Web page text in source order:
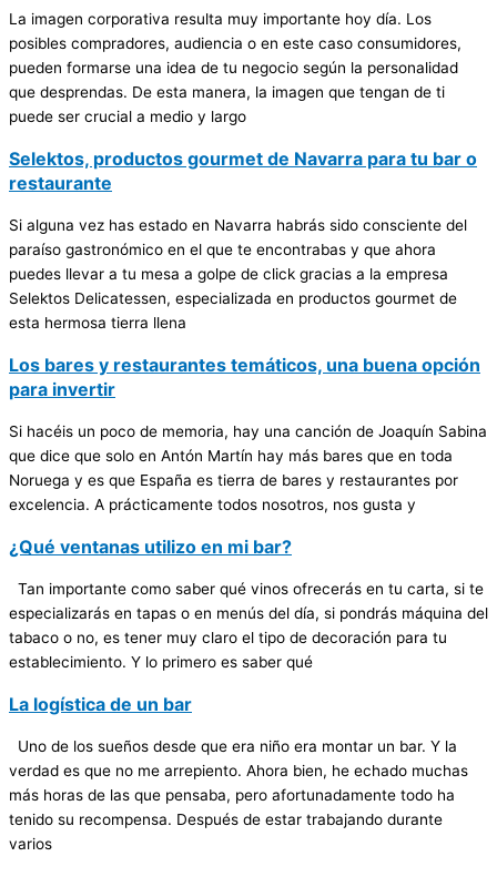
La imagen corporativa resulta muy importante hoy día. Los
posibles compradores, audiencia o en este caso consumidores,
pueden formarse una idea de tu negocio según la personalidad
que desprendas. De esta manera, la imagen que tengan de ti
puede ser crucial a medio y largo
Selektos, productos gourmet de Navarra para tu bar o
restaurante
Si alguna vez has estado en Navarra habrás sido consciente del
paraíso gastronómico en el que te encontrabas y que ahora
puedes llevar a tu mesa a golpe de click gracias a la empresa
Selektos Delicatessen, especializada en productos gourmet de
esta hermosa tierra llena
Los bares y restaurantes temáticos, una buena opción
para invertir
Si hacéis un poco de memoria, hay una canción de Joaquín Sabina
que dice que solo en Antón Martín hay más bares que en toda
Noruega y es que España es tierra de bares y restaurantes por
excelencia. A prácticamente todos nosotros, nos gusta y
¿Qué ventanas utilizo en mi bar?
Tan importante como saber qué vinos ofrecerás en tu carta, si te
especializarás en tapas o en menús del día, si pondrás máquina del
tabaco o no, es tener muy claro el tipo de decoración para tu
establecimiento. Y lo primero es saber qué
La logística de un bar
Uno de los sueños desde que era niño era montar un bar. Y la
verdad es que no me arrepiento. Ahora bien, he echado muchas
más horas de las que pensaba, pero afortunadamente todo ha
tenido su recompensa. Después de estar trabajando durante
varios